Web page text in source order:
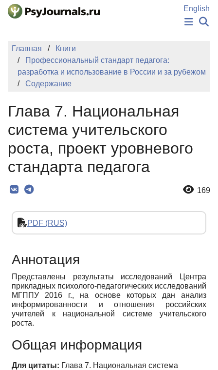
Перейти к основному содержанию
English
ИЗДАНИЯ
АВТОРЫ
Регистрация
Вход
Главная
Книги
Профессиональный стандарт педагога:
разработка и использование в России и за рубежом
Содержание
Глава 7. Национальная
система учительского
роста, проект уровневого
стандарта педагога
169
PDF (RUS)
Аннотация
Представлены результаты исследований Центра
прикладных психолого-педагогических исследований
МГППУ 2016 г., на основе которых дан анализ
информированности и отношения российских
учителей к национальной системе учительского
роста.
Общая информация
Для цитаты: Глава 7. Национальная система